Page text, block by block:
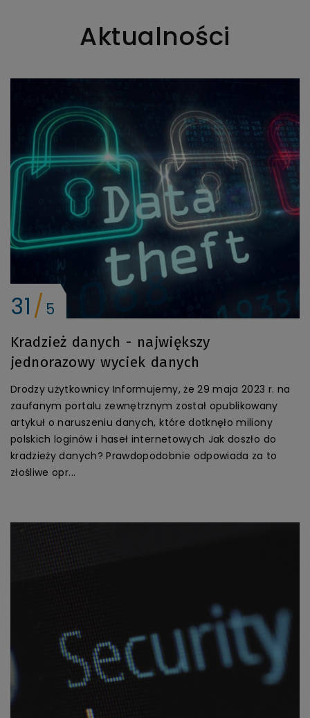
Aktualności
31 5
Kradzież danych - największy
jednorazowy wyciek danych
Drodzy użytkownicy Informujemy, że 29 maja 2023 r. na
zaufanym portalu zewnętrznym został opublikowany
artykuł o naruszeniu danych, które dotknęło miliony
polskich loginów i haseł internetowych Jak doszło do
kradzieży danych? Prawdopodobnie odpowiada za to
złośliwe opr...